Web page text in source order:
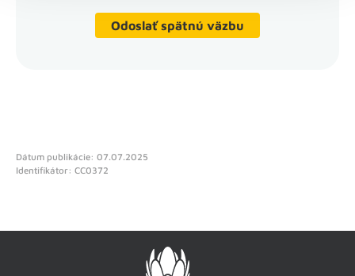
Odoslať spätnú väzbu
Dátum publikácie: 07.07.2025
Identifikátor: CC0372